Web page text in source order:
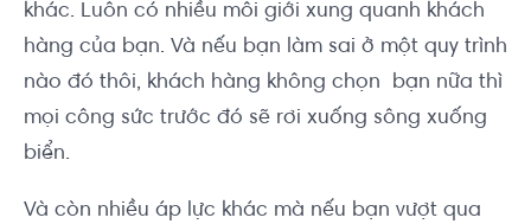
khác. Luôn có nhiều môi giới xung quanh khách
hàng của bạn. Và nếu bạn làm sai ở một quy trình
nào đó thôi, khách hàng không chọn bạn nữa thì
mọi công sức trước đó sẽ rơi xuống sông xuống
biển.
Và còn nhiều áp lực khác mà nếu bạn vượt qua